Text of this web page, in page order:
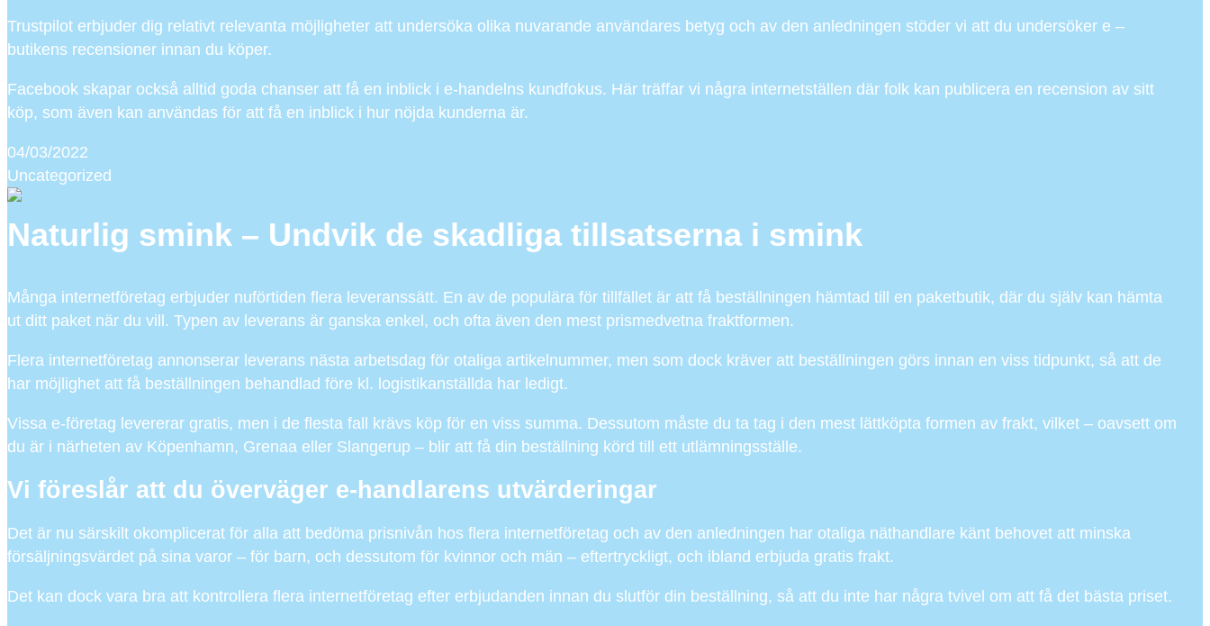
Trustpilot erbjuder dig relativt relevanta möjligheter att undersöka olika nuvarande användares betyg och av den anledningen stöder vi att du undersöker e –
butikens recensioner innan du köper.
Facebook skapar också alltid goda chanser att få en inblick i e-handelns kundfokus. Här träffar vi några internetställen där folk kan publicera en recension av sitt
köp, som även kan användas för att få en inblick i hur nöjda kunderna är.
04/03/2022
Uncategorized
Naturlig smink – Undvik de skadliga tillsatserna i smink
Många internetföretag erbjuder nuförtiden flera leveranssätt. En av de populära för tillfället är att få beställningen hämtad till en paketbutik, där du själv kan hämta
ut ditt paket när du vill. Typen av leverans är ganska enkel, och ofta även den mest prismedvetna fraktformen.
Flera internetföretag annonserar leverans nästa arbetsdag för otaliga artikelnummer, men som dock kräver att beställningen görs innan en viss tidpunkt, så att de
har möjlighet att få beställningen behandlad före kl. logistikanställda har ledigt.
Vissa e-företag levererar gratis, men i de flesta fall krävs köp för en viss summa. Dessutom måste du ta tag i den mest lättköpta formen av frakt, vilket – oavsett om
du är i närheten av Köpenhamn, Grenaa eller Slangerup – blir att få din beställning körd till ett utlämningsställe.
Vi föreslår att du överväger e-handlarens utvärderingar
Det är nu särskilt okomplicerat för alla att bedöma prisnivån hos flera internetföretag och av den anledningen har otaliga näthandlare känt behovet att minska
försäljningsvärdet på sina varor – för barn, och dessutom för kvinnor och män – eftertryckligt, och ibland erbjuda gratis frakt.
Det kan dock vara bra att kontrollera flera internetföretag efter erbjudanden innan du slutför din beställning, så att du inte har några tvivel om att få det bästa priset.